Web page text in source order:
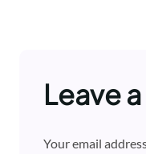
Leave
Your email